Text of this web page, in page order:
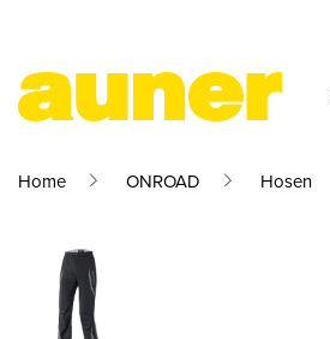
Home ONROAD Hosen